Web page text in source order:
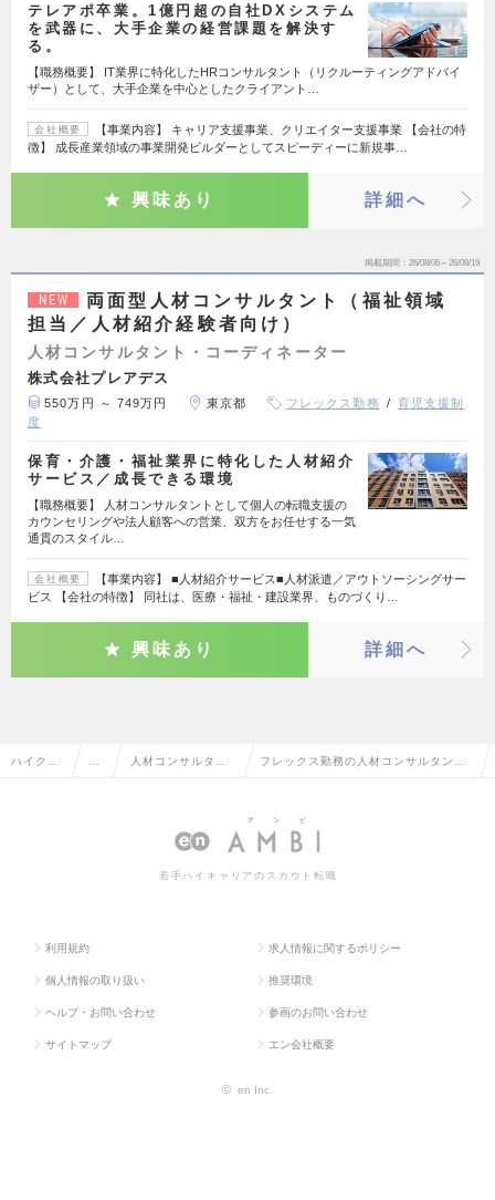
テレアポ卒業。1億円超の自社DXシステム
を武器に、大手企業の経営課題を解決す
る。
【職務概要】 IT業界に特化したHRコンサルタント（リクルーティングアドバイ
ザー）として、大手企業を中心としたクライアント…
会社概要
【事業内容】 キャリア支援事業、クリエイター支援事業 【会社の特
徴】 成長産業領域の事業開発ビルダーとしてスピーディーに新規事…
興味あり 詳細へ
掲載期間 26/08/06～26/08/19
NEW
両面型人材コンサルタント（福祉領域
担当／人材紹介経験者向け）
人材コンサルタント・コーディネーター
株式会社プレアデス
550万円 ～ 749万円 東京都 フレックス勤務
育児支援制
度
保育・介護・福祉業界に特化した人材紹介
サービス／成長できる環境
【職務概要】 人材コンサルタントとして個人の転職支援の
カウンセリングや法人顧客への営業、双方をお任せする一気
通貫のスタイル…
会社概要
【事業内容】 ■人材紹介サービス■人材派遣／アウトソーシングサー
ビス 【会社の特徴】 同社は、医療・福祉・建設業界、ものづくり…
興味あり 詳細へ
ハイクラ 人材コンサルタン フレックス勤務の人材コンサルタン
報一覧
若手ハイキャリアのスカウト転職
利用規約 求人情報に関するポリシー
個人情報の取り扱い 推奨環境
ヘルプ・お問い合わせ 参画のお問い合わせ
サイトマップ エン会社概要
© en Inc.